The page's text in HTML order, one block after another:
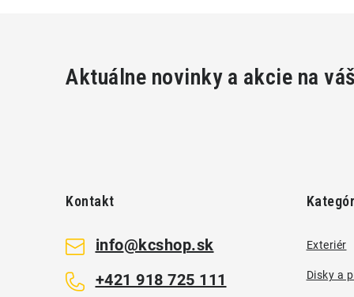
Aktuálne novinky a akcie na
Kontakt
info@kcshop.sk
+421 918 725 111
Exteriér
Disky a